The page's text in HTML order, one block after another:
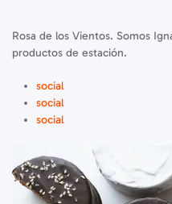
Rosa de los Vientos. Somos
productos de estación.
social
social
social